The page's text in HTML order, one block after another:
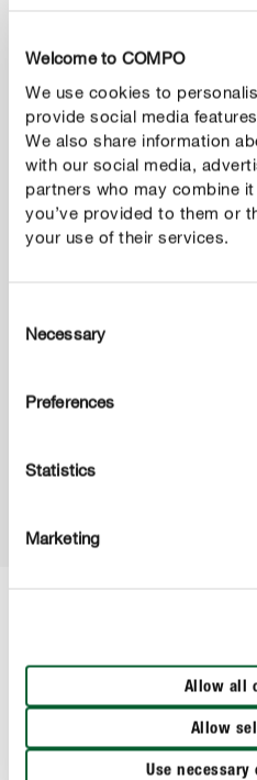
Welcome to COMPO
We use cookies to
provide social media
We also share information
with our social media,
partners who may combine
you’ve provided to them or
your use of their services.
Selection
Necessary
Preferences
Statistics
Marketing
Allow all
Allow
Use
2 Planten in de pompoen
Om zo lang mogelijk van je
bedekken met een laagje
opgedroogd is, kan je de
vullen. Hierin kan je jouw
aanplanten. Als finishing
permanent marker te